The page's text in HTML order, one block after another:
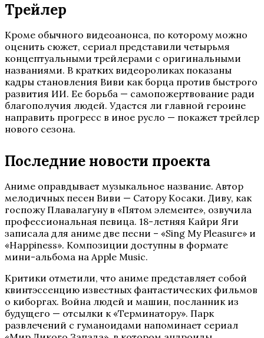
Трейлер
Кроме обычного видеоанонса, по которому можно
оценить сюжет, сериал представили четырьмя
концептуальными трейлерами с оригинальными
названиями. В кратких видеороликах показаны
кадры становления Виви как борца против быстрого
развития ИИ. Ее борьба — самопожертвование ради
благополучия людей. Удастся ли главной героине
направить прогресс в иное русло — покажет трейлер
нового сезона.
Последние новости проекта
Аниме оправдывает музыкальное название. Автор
мелодичных песен Виви — Сатору Косаки. Диву, как
госпожу Плавалагуну в «Пятом элементе», озвучила
профессиональная певица. 18-летняя Кайри Яги
записала для аниме две песни – «Sing My Pleasure» и
«Happiness». Композиции доступны в формате
мини-альбома на Apple Music.
Критики отметили, что аниме представляет собой
квинтэссенцию известных фантастических фильмов
о киборгах. Война людей и машин, посланник из
будущего — отсылки к «Терминатору». Парк
развлечений с гуманоидами напоминает сериал